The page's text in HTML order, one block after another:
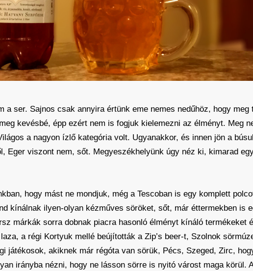
a ser. Sajnos csak annyira értünk eme nemes nedűhöz, hogy
kevésbé, épp ezért nem is fogjuk kielemezni az élményt. Meg
a nagyon ízlő kategória volt. Ugyanakkor, és innen jön a
Eger viszont nem, sőt. Megyeszékhelyünk úgy néz ki, kimarad
hogy mást ne mondjuk, még a Tescoban is egy komplett
kínálnak ilyen-olyan kézműves söröket, sőt, már éttermekben is
márkák sorra dobnak piacra hasonló élményt kínáló termékeket
a régi Kortyuk mellé beújították a Zip’s beer-t, Szolnok
játékosok, akiknek már régóta van sörük, Pécs, Szeged, Zirc,
irányba nézni, hogy ne lásson sörre is nyitó várost maga körül.